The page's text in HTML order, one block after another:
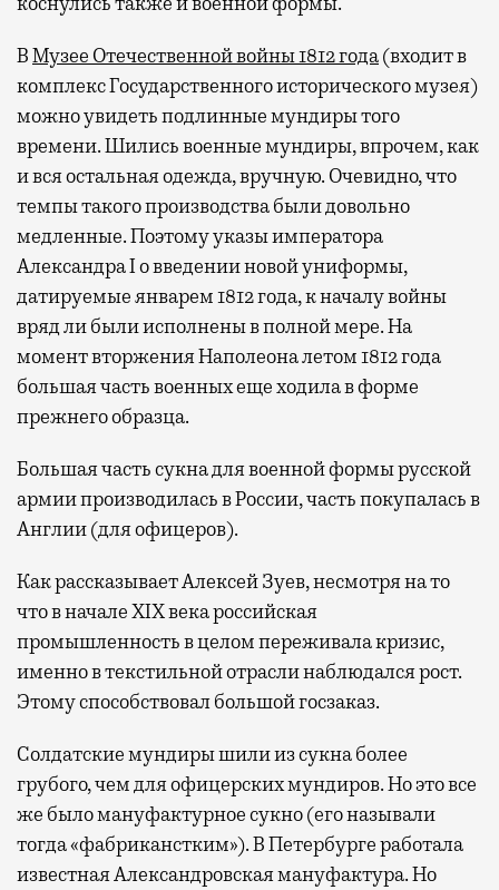
ВМузее Отечественной войны 1812 года(входит в
комплекс Государственного исторического музея)
можно увидеть подлинные мундиры того
времени. Шились военные мундиры, впрочем, как
и вся остальная одежда, вручную. Очевидно, что
темпы такого производства были довольно
медленные. Поэтому указы императора
Александра I о введении новой униформы,
датируемые январем 1812 года, к началу войны
вряд ли были исполнены в полной мере. На
момент вторжения Наполеона летом 1812 года
большая часть военных еще ходила в форме
прежнего образца.
Большая часть сукна для военной формы русской
армии производилась в России, часть покупалась в
Англии (для офицеров).
Как рассказывает Алексей Зуев, несмотря на то
что в начале XIX века российская
промышленность в целом переживала кризис,
именно в текстильной отрасли наблюдался рост.
Этому способствовал большой госзаказ.
Солдатские мундиры шили из сукна более
грубого, чем для офицерских мундиров. Но это все
же было мануфактурное сукно (его называли
тогда «фабриканстким»). В Петербурге работала
известная Александровская мануфактура. Но